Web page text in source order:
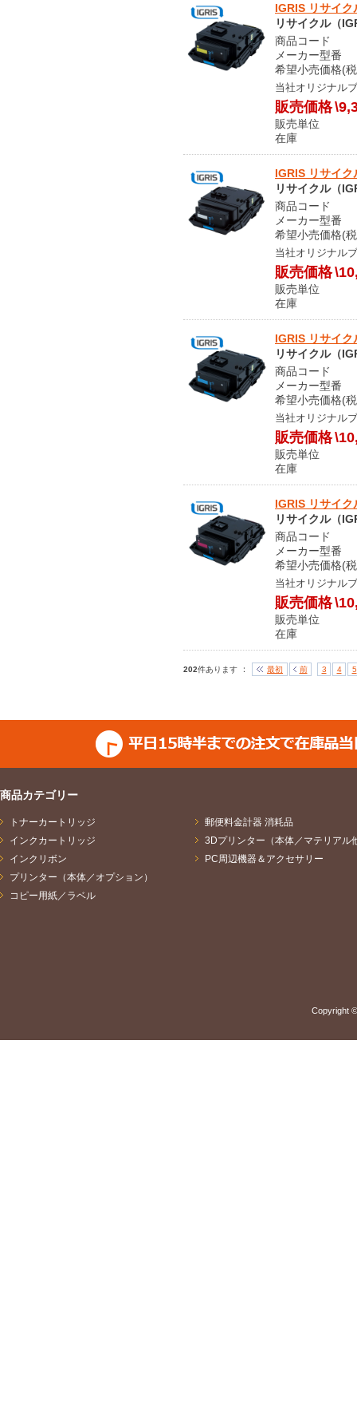
IGRIS リサイ
リサイクル（
商品コード
メーカー型
希望小売価格(
当社オリジナル
販売価格
販売単
在庫
IGRIS リサイ
リサイクル（
商品コード
メーカー型
希望小売価格(
当社オリジナル
販売価格
販売単
在庫
IGRIS リサイ
リサイクル（
商品コード
メーカー型
希望小売価格(
当社オリジナル
販売価格
販売単
在庫
IGRIS リサイ
リサイクル（
商品コード
メーカー型
希望小売価格(
当社オリジナル
販売価格
販売単
在庫
202件あります ： 最初 前 3 4 5
商品カテゴリー
トナーカートリッジ
インクカートリッジ
インクリボン
プリンター（本体／オプション）
コピー用紙／ラベル
郵便料金計器 消耗品
3Dプリンター（本体／マテリアル
PC周辺機器＆アクセサリー
Copyright